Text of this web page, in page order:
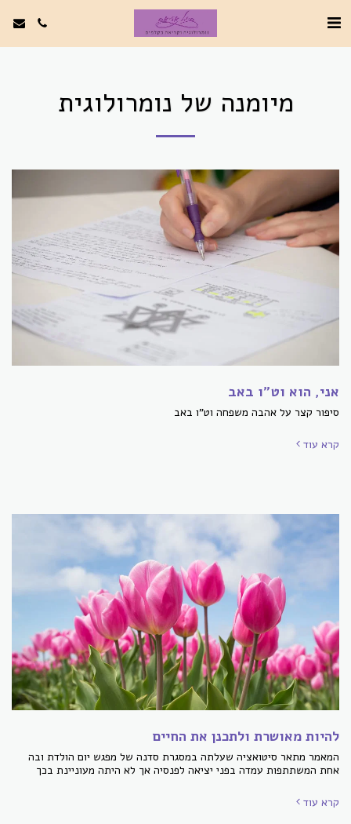
מיומנה של נומרולוגית
אני, הוא וט"ו באב
סיפור קצר על אהבה משפחה וט"ו באב
קרא עוד
להיות מאושרת ולתכנן את החיים
המאמר מתאר סיטואציה שעלתה במסגרת סדנה של מפגש יום הולדת ובה
אחת המשתתפות עמדה בפני יציאה לפנסיה אך לא היתה מעוניינת בכך
קרא עוד